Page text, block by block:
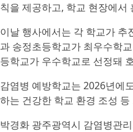
칙을 제공하고, 학교 현장에서
이날 행사에서는 각 학교가
과 송정초등학교가 최우수학
등학교가 우수학교로 선정돼
감염병 예방학교는 2026년에
하는 건강한 학교 환경 조성
박경화 광주광역시 감염병관